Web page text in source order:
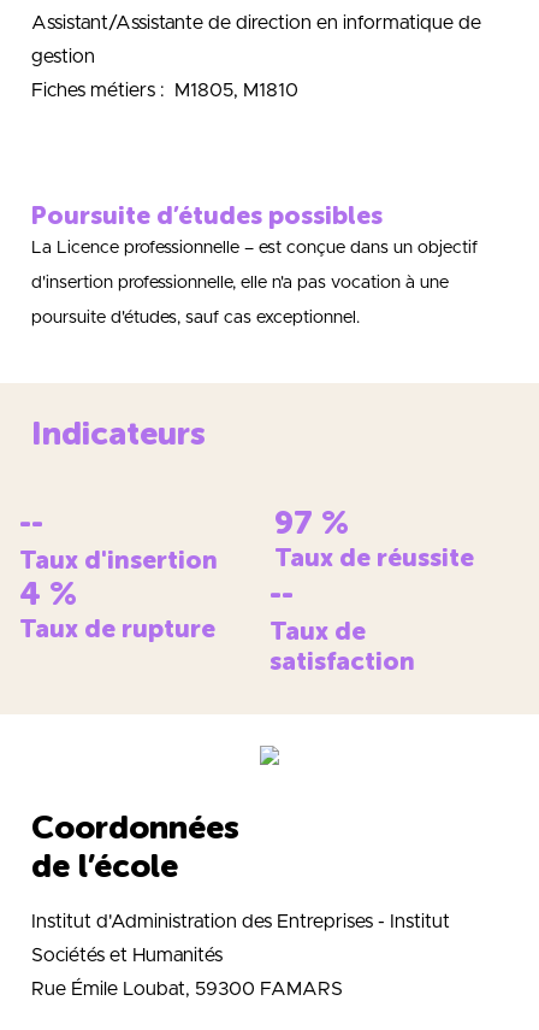
Assistant/Assistante de direction en informatique de
gestion
Fiches métiers : M1805, M1810
Poursuite d’études possibles
La Licence professionnelle – est conçue dans un objectif
d'insertion professionnelle, elle n'a pas vocation à une
poursuite d'études, sauf cas exceptionnel.
Indicateurs
--
Taux d'insertion
97 %
Taux de réussite
4 %
Taux de rupture
--
Taux de
satisfaction
Coordonnées
de l’école
Institut d'Administration des Entreprises - Institut
Sociétés et Humanités
Rue Émile Loubat, 59300 FAMARS